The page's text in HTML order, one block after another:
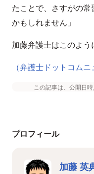
たことで、さすがの
かもしれません」
加藤弁護士はこのよう
（弁護士ドットコムニ
この記事は、公開日
プロフィール
加藤 英